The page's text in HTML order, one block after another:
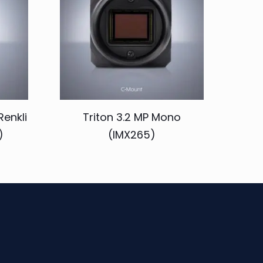
Triton 3.2 MP Mono
(IMX265)